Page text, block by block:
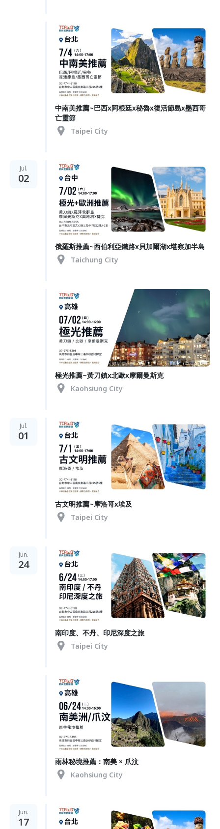
中南美推薦~巴西x阿根廷x秘魯x復活節島x墨西哥
亡靈節
Taipei City
Jul.
02
俄羅斯推薦~西伯利亞鐵路x貝加爾湖x堪察加半島
Taichung City
極光推薦~黃刀鎮x北歐x摩爾曼斯克
Kaohsiung City
Jul.
01
古文明推薦~摩洛哥x埃及
Taipei City
Jun.
24
南印度、不丹、印尼深度之旅
Taipei City
雨林秘境推薦：南美 × 爪汶
Kaohsiung City
Jun.
17